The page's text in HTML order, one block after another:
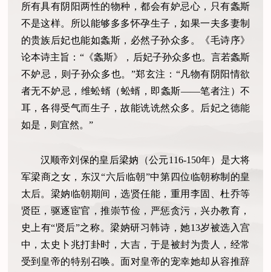
所有具有阴阳两性的物种，都会有妒忌心，只有螽斯
不是这样。所以能够多多怀孕生子，如果一夫多妻制
的贵族后妃也能如螽斯，必然子孙众多。《毛诗序》
论本诗主旨：“《螽斯》，后妃子孙众多也。言若螽斯
不妒忌，则子孙众多也。”郑玄注：“凡物有阴阳情欲
者无不妒忌，维蚣蝑（蚣蝑，即螽斯——笔者注）不
耳，各得受气而生子，故能诜诜然众多。后妃之德能
如是，则宜然。”
汉顺帝刘保的皇后梁妠（公元116-150年）是大将
军梁商之女，东汉“六后临朝”中第四位临朝称制的皇
太后。梁妠临朝期间，选贤任能，重用李固、杜乔等
贤臣，驱逐宦官，推崇节俭，严惩贪污，兴办教育，
史上有“贤后”之称。梁妠研习韩诗，她13岁被选入宫
中，太史卜兆打卦时，大吉，于是被封为贵人，经常
受到皇帝的特别召唤。面对皇帝的宠幸她却从容推辞